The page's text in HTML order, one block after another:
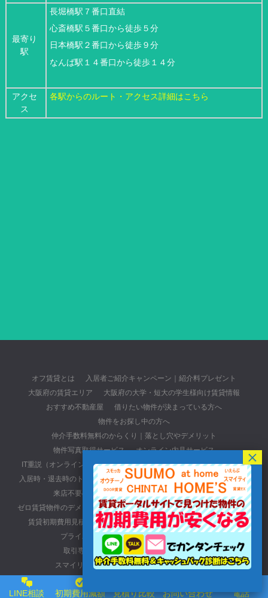
最寄り
駅
長堀橋駅７番口直結
心斎橋駅５番口から徒歩５分
日本橋駅２番口から徒歩９分
なんば駅１４番口から徒歩１４分
アクセ
ス
各駅からのルート・アクセス詳細はこちら
オフ賃貸とは
入居者ご紹介キャンペーン｜紹介料プレゼント
大阪府の賃貸エリア
大阪府の大学・短大の学生様向け賃貸情報
おすすめ不動産屋
借りたい物件が決まっている方へ
物件をお探し中の方へ
仲介手数料無料のからくり｜落とし穴やデメリット
物件写真取得サービス
オンライン内見サービス
IT重説（オンライン重要事項説明）
出張相談・時間外相談サービス
入居時・退去時のトラブル
賃貸物件の選び方
大阪の激安賃貸物件
来店不要のお部屋探し
賃貸物件のクチコミ投稿
ゼロ賃貸物件のデメリット・特長
退去費用トラブル無料相談サービス
賃貸初期費用見積り比較・最安値保証
初期費用無料の賃貸物件
プライバシーポリシー
入居申込みについて
取引専用ページ(元付・管理会社・貸主の方)
スマイリースの口コミ・レビューサイトについて
大阪おすすめ不動産会社
オフ賃貸へのアクセス詳細
お問い合わせ
LINE相談 初期費用減額 見積り比較 お問い合わせ 電話